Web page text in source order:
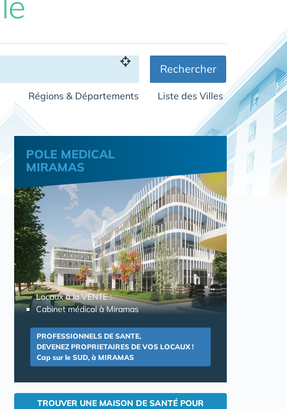
Rechercher
Régions & Départements
Liste des Villes
POLE MEDICAL
MIRAMAS
Locaux à la VENTE :
Cabinet médical à Miramas
PROFESSIONNELS DE SANTE,
DEVENEZ PROPRIETAIRES DE VOS LOCAUX !
Cap sur le SUD, à MIRAMAS
TROUVER UNE MAISON DE SANTÉ POUR